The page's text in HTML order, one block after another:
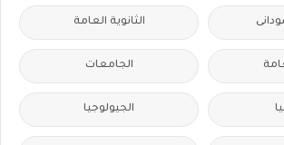
الثانوية العامة
الجامعات
الجيولوجيا